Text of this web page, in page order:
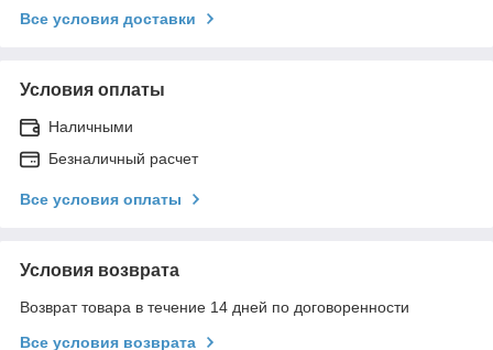
Все условия доставки
Условия оплаты
Наличными
Безналичный расчет
Все условия оплаты
Условия возврата
Возврат товара в течение 14 дней по договоренности
Все условия возврата